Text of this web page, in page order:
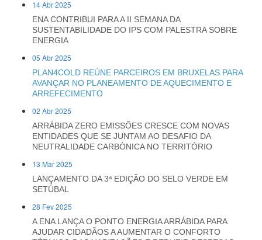
14 Abr 2025
ENA CONTRIBUI PARA A II SEMANA DA
SUSTENTABILIDADE DO IPS COM PALESTRA SOBRE
ENERGIA
05 Abr 2025
PLAN4COLD REÚNE PARCEIROS EM BRUXELAS PARA
AVANÇAR NO PLANEAMENTO DE AQUECIMENTO E
ARREFECIMENTO
02 Abr 2025
ARRÁBIDA ZERO EMISSÕES CRESCE COM NOVAS
ENTIDADES QUE SE JUNTAM AO DESAFIO DA
NEUTRALIDADE CARBÓNICA NO TERRITÓRIO
13 Mar 2025
LANÇAMENTO DA 3ª EDIÇÃO DO SELO VERDE EM
SETÚBAL
28 Fev 2025
A ENA LANÇA O PONTO ENERGIA ARRÁBIDA PARA
AJUDAR CIDADÃOS A AUMENTAR O CONFORTO